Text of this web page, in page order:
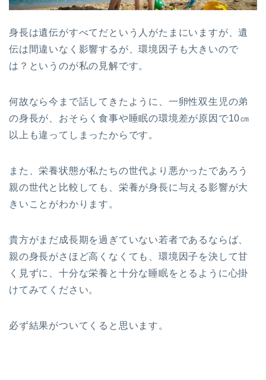
身長は遺伝がすべてだという人がたまにいますが、遺
伝は間違いなく影響するが、環境因子も大きいので
は？というのが私の見解です。
何故なら今まで話してきたように、一卵性双生児の弟
の身長が、おそらく食事や睡眠の環境差が原因で10㎝
以上も違ってしまったからです。
また、栄養状態が私たちの世代より悪かったであろう
親の世代と比較しても、栄養が身長に与える影響が大
きいことがわかります。
貴方がまだ成長期を過ぎていない若者であるならば、
親の身長がさほど高くなくても、環境因子を決して甘
く見ずに、十分な栄養と十分な睡眠をとるように心掛
けてみてください。
必ず結果がついてくると思います。